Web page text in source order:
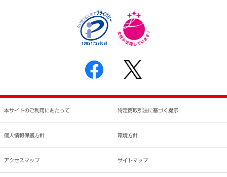
反社会的勢力に対する基本方針
書面による個人情報の開示等の請求の手続きについて
本サイトのご利用にあたって 特定商取引法に基づく提示
個人情報保護方針 環境方針
アクセスマップ サイトマップ